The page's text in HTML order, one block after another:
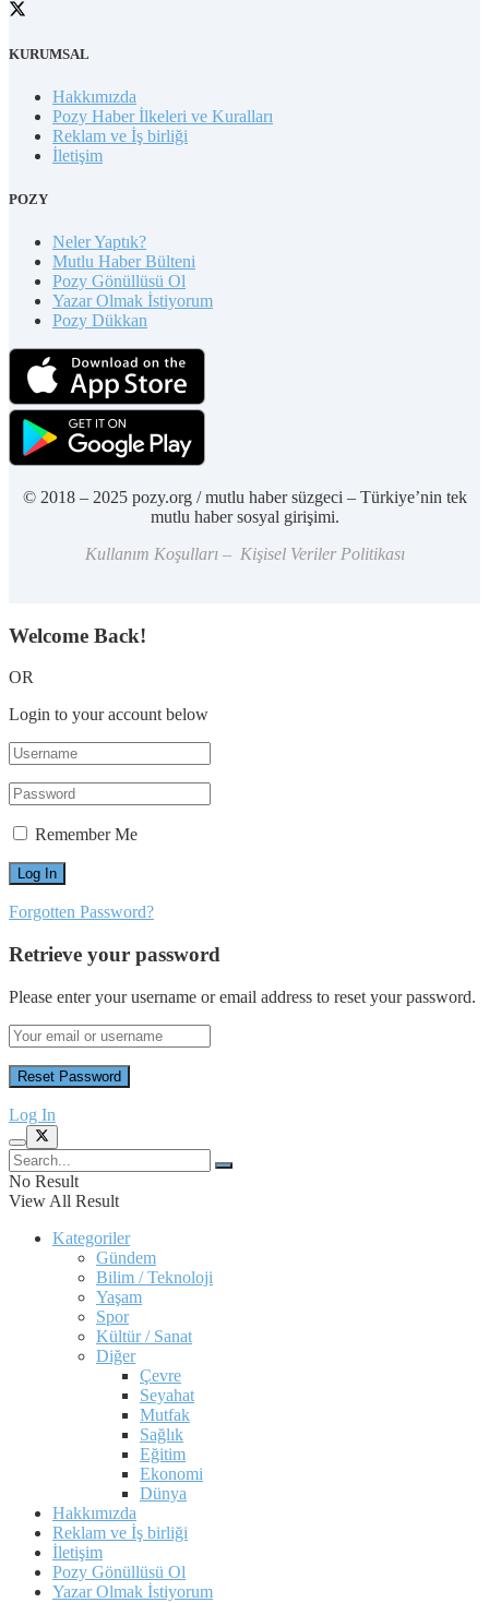
KURUMSAL
Hakkımızda
Pozy Haber İlkeleri ve Kuralları
Reklam ve İş birliği
İletişim
POZY
Neler Yaptık?
Mutlu Haber Bülteni
Pozy Gönüllüsü Ol
Yazar Olmak İstiyorum
Pozy Dükkan
© 2018 – 2025 pozy.org / mutlu haber süzgeci – Türkiye’nin tek
mutlu haber sosyal girişimi.
Kullanım Koşulları – Kişisel Veriler Politikası
Welcome Back!
OR
Login to your account below
Remember Me
Forgotten Password?
Retrieve your password
Please enter your username or email address to reset your password.
Log In
No Result
View All Result
Kategoriler
Gündem
Bilim / Teknoloji
Yaşam
Spor
Kültür / Sanat
Diğer
Çevre
Seyahat
Mutfak
Sağlık
Eğitim
Ekonomi
Dünya
Hakkımızda
Reklam ve İş birliği
İletişim
Pozy Gönüllüsü Ol
Yazar Olmak İstiyorum